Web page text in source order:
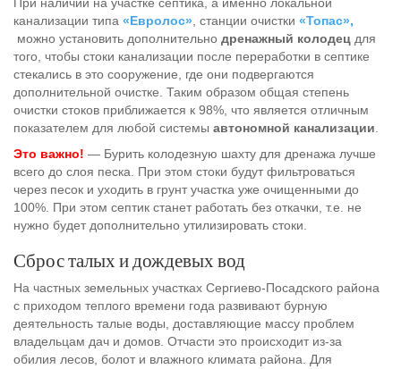
канализации типа «Евролос» , станции очистки «Топас»,
можно установить дополнительно дренажный колодец для
того, чтобы стоки канализации после переработки в септике
стекались в это сооружение, где они подвергаются
дополнительной очистке. Таким образом общая степень
очистки стоков приближается к 98%, что является отличным
показателем для любой системы автономной канализации
Это важно! — Бурить колодезную шахту для дренажа лучше
всего до слоя песка. При этом стоки будут фильтроваться
через песок и уходить в грунт участка уже очищенными до
100%. При этом септик станет работать без откачки, т.е. не
нужно будет дополнительно утилизировать стоки.
Сброс талых и дождевых вод
На частных земельных участках Сергиево-Посадского района
с приходом теплого времени года развивают бурную
деятельность талые воды, доставляющие массу проблем
владельцам дач и домов. Отчасти это происходит из-за
обилия лесов, болот и влажного климата района. Для